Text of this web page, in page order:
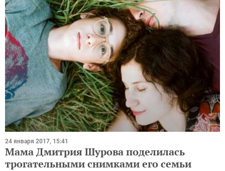
24 января 2017, 15:41
Мама Дмитрия Шурова поделилась
трогательными снимками его семьи